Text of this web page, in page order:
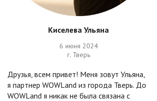
Киселева Ульяна
6 июня 2024
г. Тверь
Друзья, всем привет! Меня зовут Ульяна,
я партнер WOWLand из города Тверь. До
WOWLand я никак не была связана с